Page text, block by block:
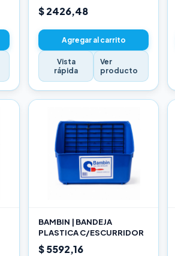
10CM
$ 2426,48
Agregar al carrito
Vista
rápida
Ver
producto
BAMBIN | BANDEJA
PLASTICA C/ESCURRIDOR
$ 5592,16